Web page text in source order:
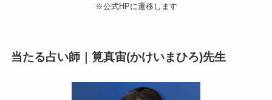
※公式HPに遷移します
当たる占い師｜筧真宙(かけいまひろ)先生